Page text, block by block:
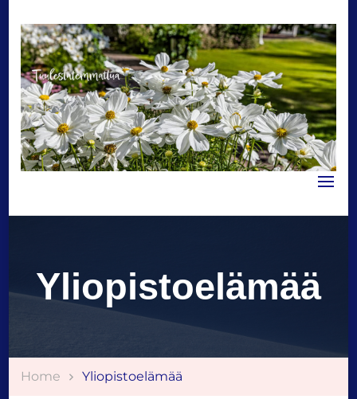
Tuulestatemmattua
Yliopistoelämää
Home Yliopistoelämää